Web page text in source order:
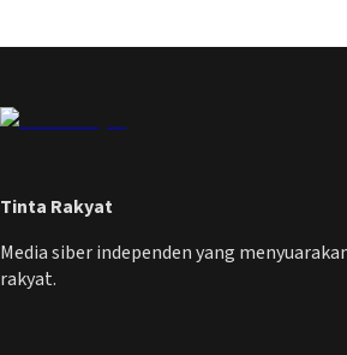
Tinta Rakyat
Media siber independen yang
rakyat.